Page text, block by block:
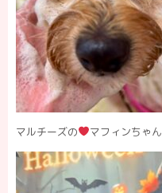
マルチーズの マフィンちゃん